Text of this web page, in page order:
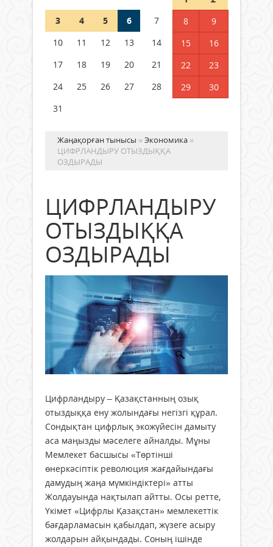
Қысқы демалыс 14 күн: 2026–
каникул кестесі бекітілді
04 тамыз 2026 ж.
3
4 5 6 7 8
9
10
11 12 13 14 15
16
17
18 19 20 21 22
23
24
25 26 27 28 29
30
31
Жаңақорған тынысы »Экономика »
ЦИФРЛАНДЫРУ ОТЫЗДЫҚҚА
ОЗДЫРАДЫ
ЦИФРЛАНДЫРУ
ОТЫЗДЫҚҚА
ОЗДЫРАДЫ
Цифрландыру – Қазақстанның озық
отыздыққа ену жолындағы негізгі құрал.
Сондықтан цифрлық экожүйесін дамыту
аса маңызды мәселеге айналды. Мұны
Мемлекет басшысы «Төртінші
өнеркәсіптік революция жағдайындағы
дамудың жаңа мүмкіндіктері» атты
Жолдауында нақтылап айтты. Осы ретте,
Үкімет «Цифрлы Қазақстан» мемлекеттік
бағдарламасын қабылдап, жүзеге асыру
жолдарын айқындады. Соның ішінде